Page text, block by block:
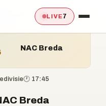
LIVE7
Breda
NAC Breda
🕐 17:45
Breda